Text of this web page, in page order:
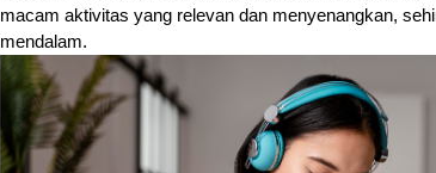
macam aktivitas yang relevan dan menyenangkan,
mendalam.